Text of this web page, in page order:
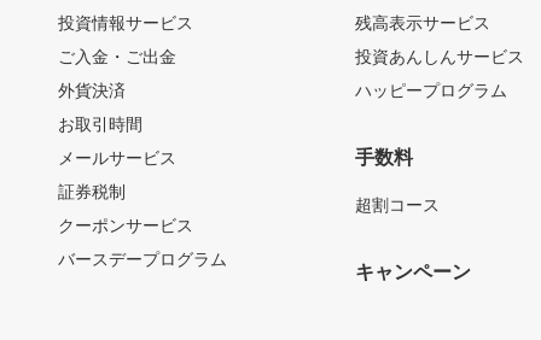
投資情報サービス
ご入金・ご出金
外貨決済
お取引時間
メールサービス
証券税制
クーポンサービス
バースデープログラム
残高表示サービス
投資あんしんサービス
ハッピープログラム
手数料
超割コース
キャンペーン